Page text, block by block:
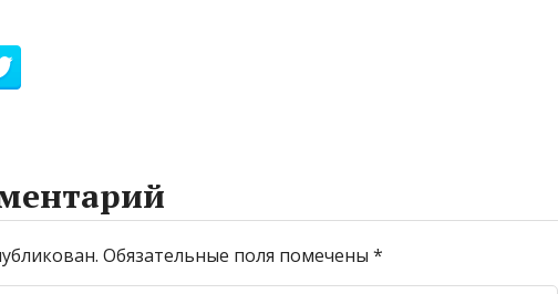
Обязательные поля помечены *